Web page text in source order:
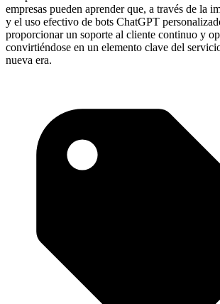
empresas pueden aprender que, a través de la
y el uso efectivo de bots ChatGPT
proporcionar un soporte al cliente continuo y
convirtiéndose en un elemento clave del
nueva era.